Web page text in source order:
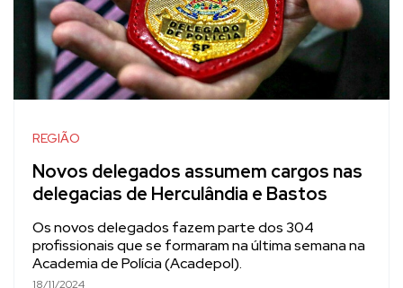
REGIÃO
Novos delegados assumem cargos nas
delegacias de Herculândia e Bastos
Os novos delegados fazem parte dos 304
profissionais que se formaram na última semana na
Academia de Polícia (Acadepol).
18/11/2024